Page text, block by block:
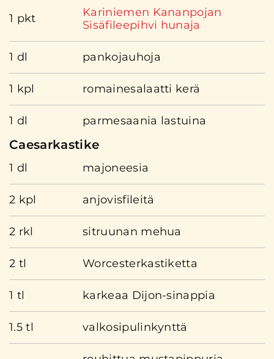
1 pkt
Kariniemen Kananpojan
Sisäfileepihvi hunaja
1 dl pankojauhoja
1 kpl romainesalaatti kerä
1 dl parmesaania lastuina
Caesarkastike
1 dl majoneesia
2 kpl anjovisfileitä
2 rkl sitruunan mehua
2 tl Worcesterkastiketta
1 tl karkeaa Dijon-sinappia
1.5 tl valkosipulinkynttä